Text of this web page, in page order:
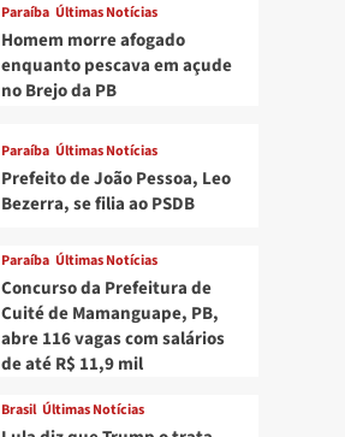
Paraíba Últimas Notícias
Homem morre afogado
enquanto pescava em açude
no Brejo da PB
Paraíba Últimas Notícias
Prefeito de João Pessoa, Leo
Bezerra, se filia ao PSDB
Paraíba Últimas Notícias
Concurso da Prefeitura de
Cuité de Mamanguape, PB,
abre 116 vagas com salários
de até R$ 11,9 mil
Brasil Últimas Notícias